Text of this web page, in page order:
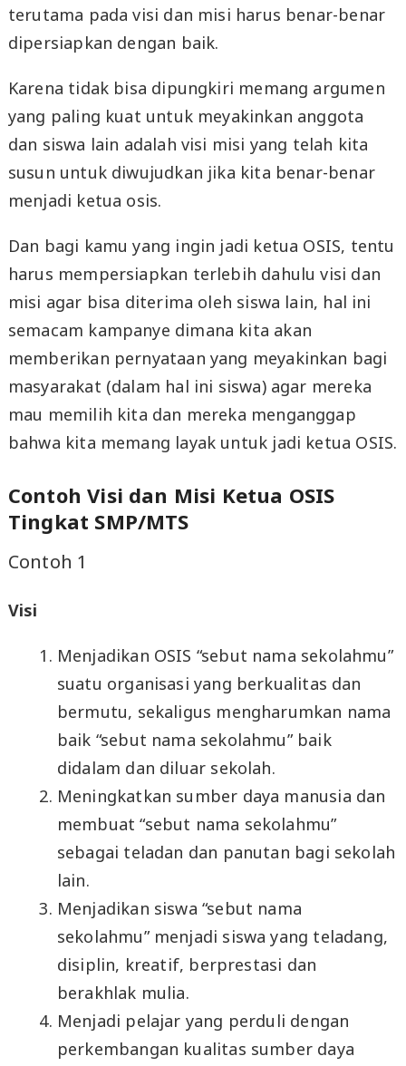
terutama pada visi dan misi harus benar-benar
dipersiapkan dengan baik.
Karena tidak bisa dipungkiri memang argumen
yang paling kuat untuk meyakinkan anggota
dan siswa lain adalah visi misi yang telah kita
susun untuk diwujudkan jika kita benar-benar
menjadi ketua osis.
Dan bagi kamu yang ingin jadi ketua OSIS, tentu
harus mempersiapkan terlebih dahulu visi dan
misi agar bisa diterima oleh siswa lain, hal ini
semacam kampanye dimana kita akan
memberikan pernyataan yang meyakinkan bagi
masyarakat (dalam hal ini siswa) agar mereka
mau memilih kita dan mereka menganggap
bahwa kita memang layak untuk jadi ketua OSIS.
Contoh Visi dan Misi Ketua OSIS
Tingkat SMP/MTS
Contoh 1
Visi
Menjadikan OSIS “sebut nama sekolahmu”
suatu organisasi yang berkualitas dan
bermutu, sekaligus mengharumkan nama
baik “sebut nama sekolahmu” baik
didalam dan diluar sekolah.
Meningkatkan sumber daya manusia dan
membuat “sebut nama sekolahmu”
sebagai teladan dan panutan bagi sekolah
lain.
Menjadikan siswa “sebut nama
sekolahmu” menjadi siswa yang teladang,
disiplin, kreatif, berprestasi dan
berakhlak mulia.
Menjadi pelajar yang perduli dengan
perkembangan kualitas sumber daya